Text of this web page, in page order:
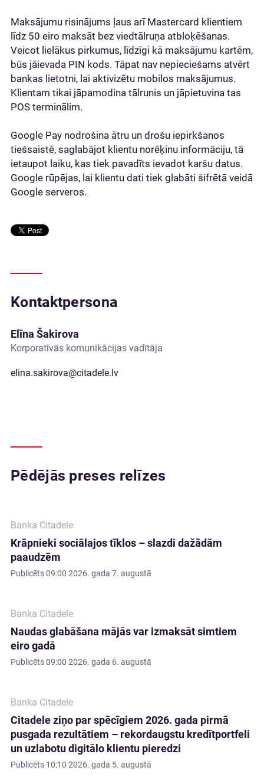
Maksājumu risinājums ļaus arī Mastercard klientiem
līdz 50 eiro maksāt bez viedtālruņa atbloķēšanas.
Veicot lielākus pirkumus, līdzīgi kā maksājumu kartēm,
būs jāievada PIN kods. Tāpat nav nepieciešams atvērt
bankas lietotni, lai aktivizētu mobilos maksājumus.
Klientam tikai jāpamodina tālrunis un jāpietuvina tas
POS terminālim.
Google Pay nodrošina ātru un drošu iepirkšanos
tiešsaistē, saglabājot klientu norēķinu informāciju, tā
ietaupot laiku, kas tiek pavadīts ievadot karšu datus.
Google rūpējas, lai klientu dati tiek glabāti šifrētā veidā
Google serveros.
Kontaktpersona
Elīna Šakirova
Korporatīvās komunikācijas vadītāja
elina.sakirova@citadele.lv
Pēdējās preses relīzes
Banka Citadele
Krāpnieki sociālajos tīklos – slazdi dažādām
paaudzēm
Publicēts09:00 2026. gada 7. augustā
Banka Citadele
Naudas glabāšana mājās var izmaksāt simtiem
eiro gadā
Publicēts09:00 2026. gada 6. augustā
Banka Citadele
Citadele ziņo par spēcīgiem 2026. gada pirmā
pusgada rezultātiem – rekordaugstu kredītportfeli
un uzlabotu digitālo klientu pieredzi
Publicēts 10:10 2026. gada 5. augustā